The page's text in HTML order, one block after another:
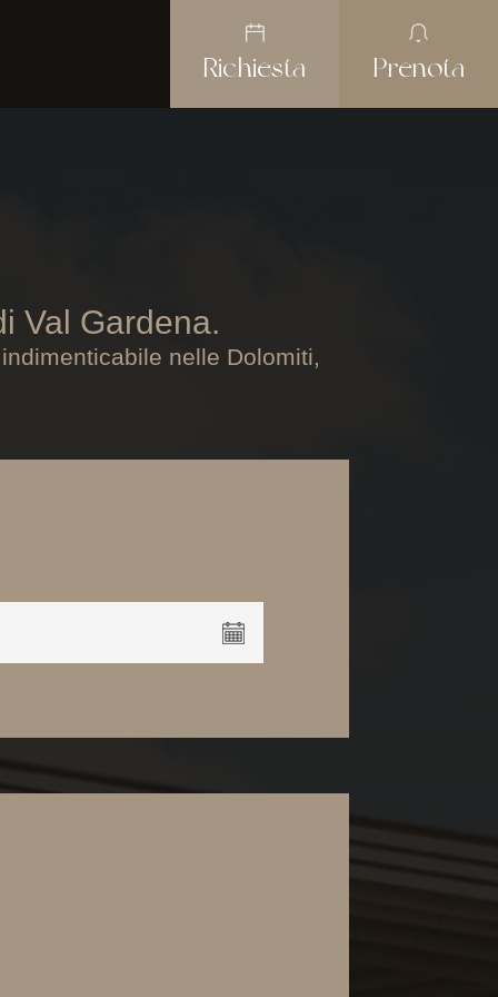
Richiesta Prenota
Val Gardena.
nelle Dolomiti,